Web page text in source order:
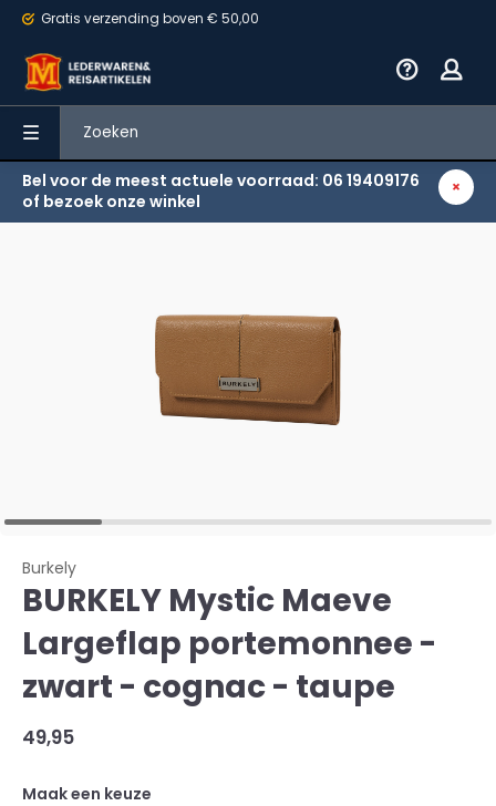
Gratis verzending boven € 50,00
Bel voor de meest actuele voorraad: 06 19409176
of bezoek onze winkel
Terug
Burkely
BURKELY Mystic Maeve
Largeflap portemonnee -
zwart - cognac - taupe
49,95
Maak een keuze